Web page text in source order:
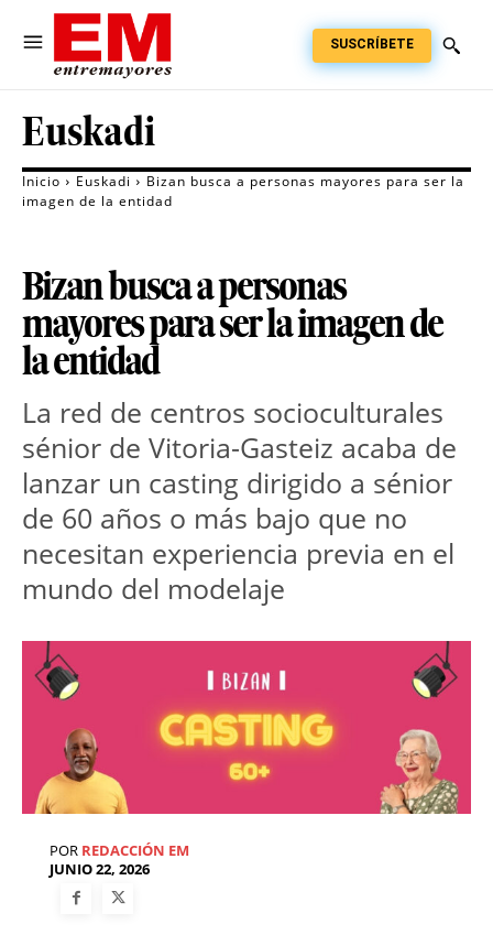
SUSCRÍBETE
Euskadi
Inicio Euskadi
Bizan busca a personas mayores para ser la
imagen de la entidad
Bizan busca a personas
mayores para ser la imagen de
la entidad
La red de centros socioculturales
sénior de Vitoria-Gasteiz acaba de
lanzar un casting dirigido a sénior
de 60 años o más bajo que no
necesitan experiencia previa en el
mundo del modelaje
POR REDACCIÓN EM
JUNIO 22, 2026